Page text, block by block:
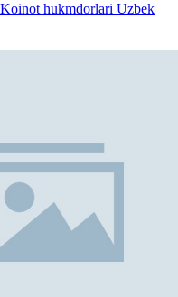
hukmdorlari Uzbek